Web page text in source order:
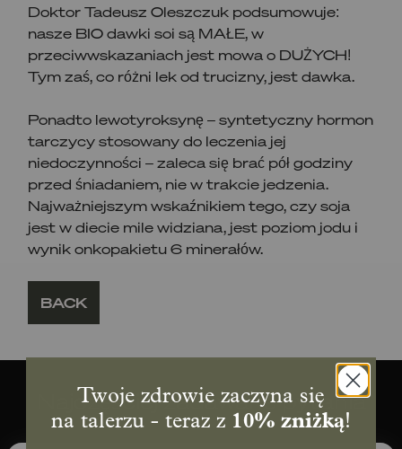
Doktor Tadeusz Oleszczuk podsumowuje:
nasze BIO dawki soi są MAŁE, w
przeciwwskazaniach jest mowa o DUŻYCH!
Tym zaś, co różni lek od trucizny, jest dawka.
Ponadto lewotyroksynę – syntetyczny hormon
tarczycy stosowany do leczenia jej
niedoczynności – zaleca się brać pół godziny
przed śniadaniem, nie w trakcie jedzenia.
Najważniejszym wskaźnikiem tego, czy soja
jest w diecie mile widziana, jest poziom jodu i
wynik onkopakietu 6 minerałów.
BACK
Najczęściej zadawane pytania
Twoje zdrowie zaczyna się
na talerzu - teraz z 10% zniżką!